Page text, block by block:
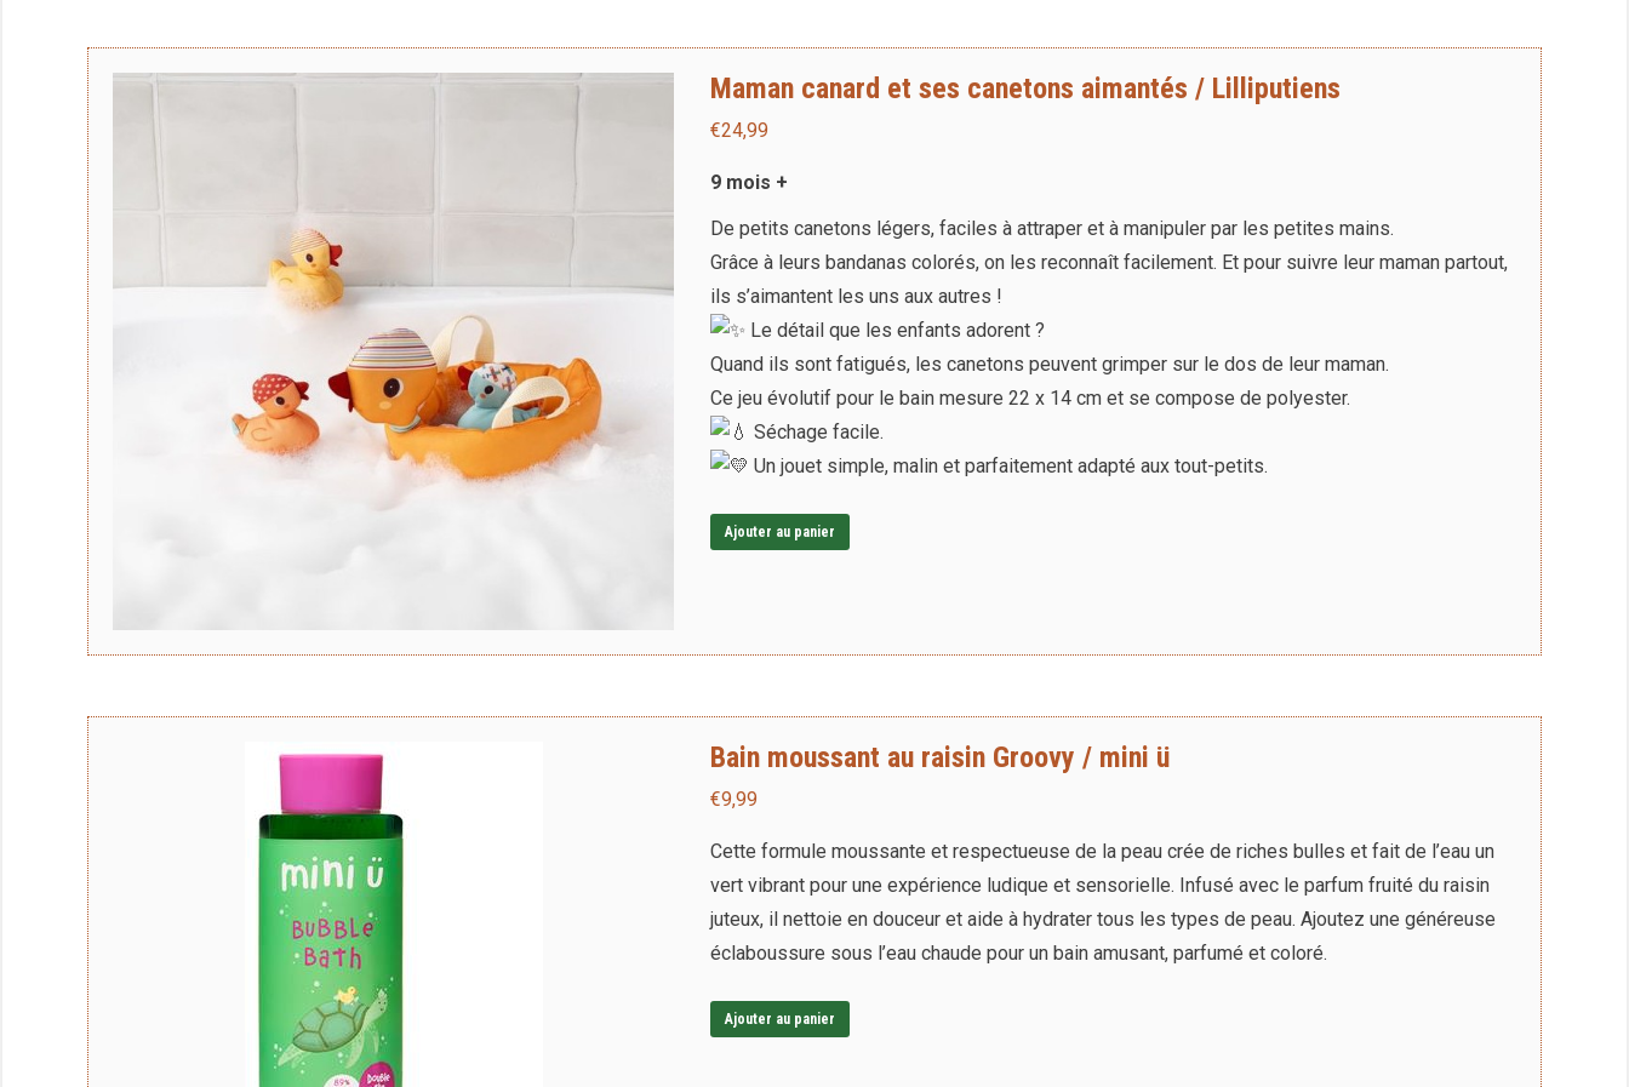
Maman canard et ses canetons aimantés / Lilliputiens
€24,99
9 mois +
De petits canetons légers, faciles à attraper et à manipuler par les petites mains.
Grâce à leurs bandanas colorés, on les reconnaît facilement. Et pour suivre leur maman partout,
ils s’aimantent les uns aux autres !
Le détail que les enfants adorent ?
Quand ils sont fatigués, les canetons peuvent grimper sur le dos de leur maman.
Ce jeu évolutif pour le bain mesure 22 x 14 cm et se compose de polyester.
Séchage facile.
Un jouet simple, malin et parfaitement adapté aux tout-petits.
Ajouter au panier
Bain moussant au raisin Groovy / mini ü
€9,99
Cette formule moussante et respectueuse de la peau crée de riches bulles et fait de l’eau un
vert vibrant pour une expérience ludique et sensorielle. Infusé avec le parfum fruité du raisin
juteux, il nettoie en douceur et aide à hydrater tous les types de peau. Ajoutez une généreuse
éclaboussure sous l’eau chaude pour un bain amusant, parfumé et coloré.
Ajouter au panier